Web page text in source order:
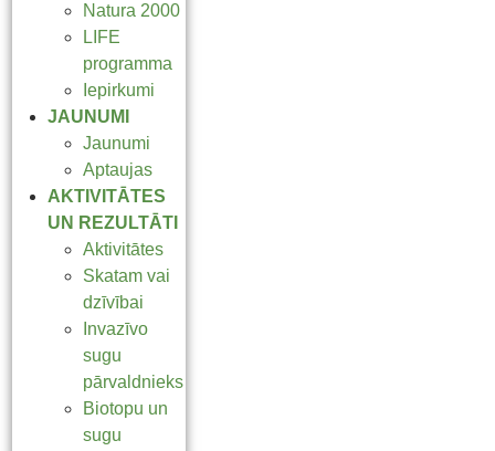
Natura 2000
LIFE
programma
Iepirkumi
JAUNUMI
Jaunumi
Aptaujas
AKTIVITĀTES
UN REZULTĀTI
Aktivitātes
Skatam vai
dzīvībai
Invazīvo
sugu
pārvaldnieks
Biotopu un
sugu